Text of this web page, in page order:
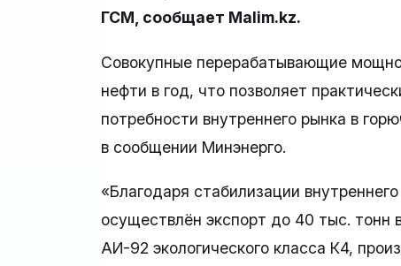
ГСМ, сообщает Malim.kz.
Совокупные перерабатывающие
нефти в год, что позволяет
потребности внутреннего рынка в
в сообщении Минэнерго.
«Благодаря стабилизации
осуществлён экспорт до 40 тыс. тонн
АИ-92 экологического класса К4,